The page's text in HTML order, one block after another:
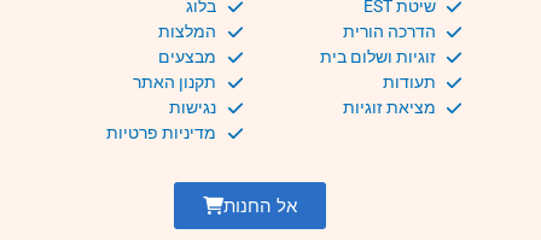
שיטת EST
הדרכה הורית
זוגיות ושלום בית
תעודות
מציאת זוגיות
בלוג
המלצות
מבצעים
תקנון האתר
נגישות
מדיניות פרטיות
אל החנות